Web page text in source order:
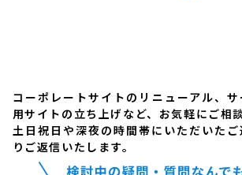
コーポレートサイトのリニューアル、
用サイトの立ち上げなど、お気軽にご相
土日祝日や深夜の時間帯にいただいた
りご返信いたします。